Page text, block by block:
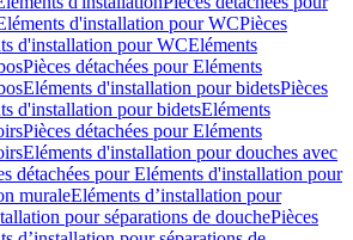
d'installation pour WCPièces
d'installation pour WCEléments
Pièces détachées pour Eléments
Eléments d'installation pour bidetsPièces
d'installation pour bidetsEléments
Pièces détachées pour Eléments
Eléments d'installation pour douches avec
détachées pour Eléments d'installation pour
muraleEléments d’installation pour
pour séparations de douchePièces